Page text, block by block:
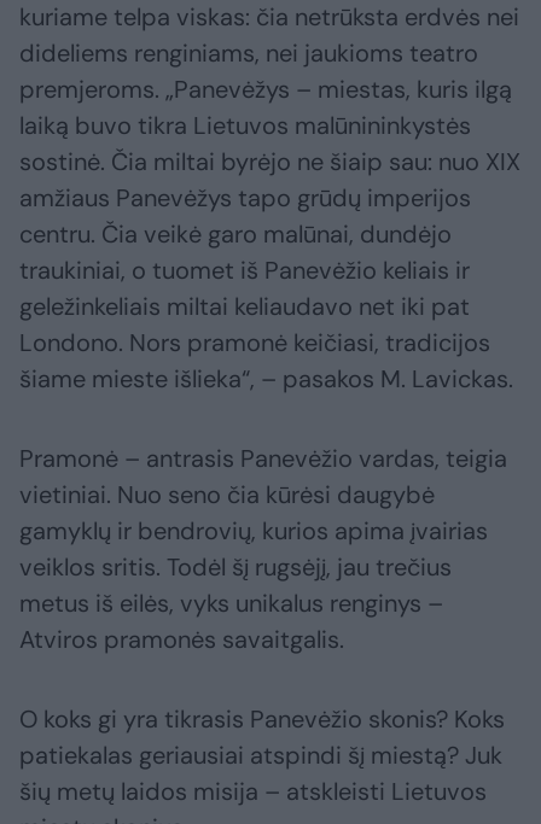
kuriame telpa viskas: čia netrūksta erdvės nei
dideliems renginiams, nei jaukioms teatro
premjeroms. „Panevėžys – miestas, kuris ilgą
laiką buvo tikra Lietuvos malūnininkystės
sostinė. Čia miltai byrėjo ne šiaip sau: nuo XIX
amžiaus Panevėžys tapo grūdų imperijos
centru. Čia veikė garo malūnai, dundėjo
traukiniai, o tuomet iš Panevėžio keliais ir
geležinkeliais miltai keliaudavo net iki pat
Londono. Nors pramonė keičiasi, tradicijos
šiame mieste išlieka“, – pasakos M. Lavickas.
Pramonė – antrasis Panevėžio vardas, teigia
vietiniai. Nuo seno čia kūrėsi daugybė
gamyklų ir bendrovių, kurios apima įvairias
veiklos sritis. Todėl šį rugsėjį, jau trečius
metus iš eilės, vyks unikalus renginys –
Atviros pramonės savaitgalis.
O koks gi yra tikrasis Panevėžio skonis? Koks
patiekalas geriausiai atspindi šį miestą? Juk
šių metų laidos misija – atskleisti Lietuvos